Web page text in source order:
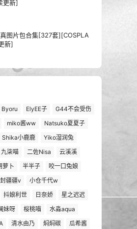
更新]
图片包合集[327套][COSPLA
新]
Byoru ElyEE子
G44不会受伤
miko酱ww
Natsuko夏夏子
Shika小鹿鹿
Yiko湿润兔
九柒喵 二佐Nisa
云溪溪
萝卜
半半子
咬一口兔娘
封疆疆v
小仓千代w
抖娘利世 日奈娇
星之迟迟
妹呀
桜桃喵
水淼aqua
清水由乃 焖焖碳
瓜希酱